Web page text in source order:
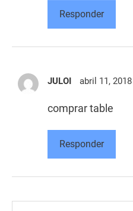
Responder
JULOI abril 11,
comprar table
Responder